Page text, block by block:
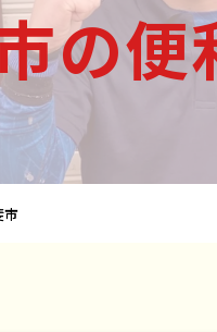
の便
市